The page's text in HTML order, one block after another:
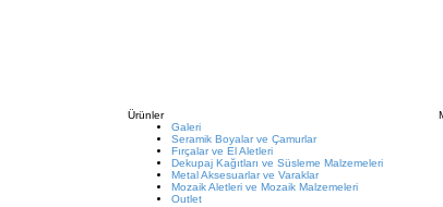
Ürünler
Galeri
Seramik Boyalar ve Çamurlar
Fırçalar ve El Aletleri
Dekupaj Kağıtları ve Süsleme Malzemeleri
Metal Aksesuarlar ve Varaklar
Mozaik Aletleri ve Mozaik Malzemeleri
Outlet